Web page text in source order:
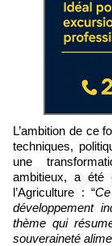
L’ambition de ce forum : faire émerger des solutions concrètes,
techniques,
une
ambitieux, a été
l’Agriculture : “
développement
thème qui
souveraineté